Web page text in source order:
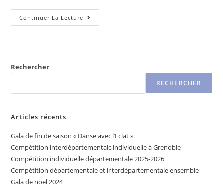
Continuer La Lecture Ouverture
D’un
De
Rechercher
RECHERCHER
Articles récents
Gala de fin de saison « Danse avec l’Eclat »
Compétition interdépartementale individuelle à Grenoble
Compétition individuelle départementale 2025-2026
Compétition départementale et interdépartementale ensemble
Gala de noël 2024